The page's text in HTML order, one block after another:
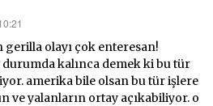
olayı çok enteresan!
kalınca demek ki bu tür
amerika bile olsan bu tür işlere
ve yalanların ortay açıkabiliyor. o